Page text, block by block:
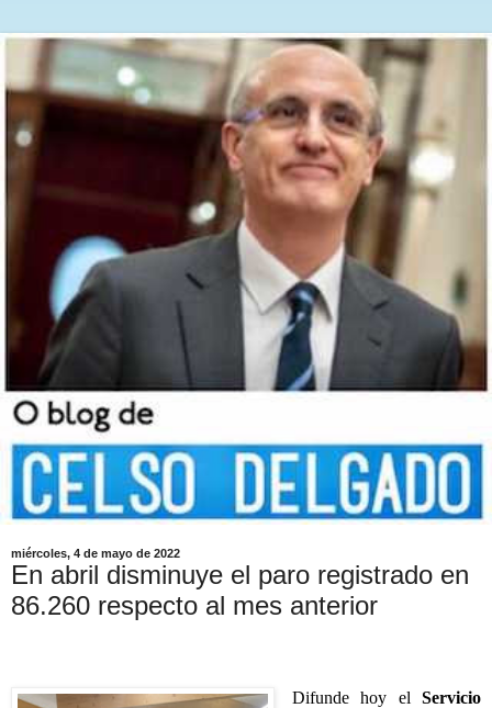
miércoles, 4 de mayo de 2022
En abril disminuye el paro registrado en
86.260 respecto al mes anterior
Difunde hoy el Servicio